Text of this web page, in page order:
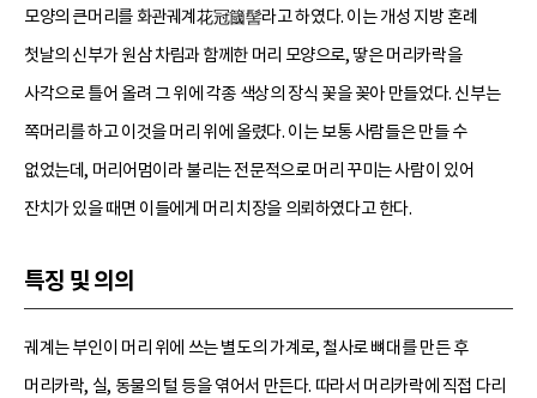
모양의 큰머리를 화관궤계花冠簂髻라고 하였다. 이는 개성 지방 혼례
첫날의 신부가 원삼 차림과 함께한 머리 모양으로, 땋은 머리카락을
사각으로 틀어 올려 그 위에 각종 색상의 장식 꽃을 꽂아 만들었다. 신부는
쪽머리를 하고 이것을 머리 위에 올렸다. 이는 보통 사람들은 만들 수
없었는데, 머리어멈이라 불리는 전문적으로 머리 꾸미는 사람이 있어
잔치가 있을 때면 이들에게 머리 치장을 의뢰하였다고 한다.
특징 및 의의
궤계는 부인이 머리 위에 쓰는 별도의 가계로, 철사로 뼈대를 만든 후
머리카락, 실, 동물의 털 등을 엮어서 만든다. 따라서 머리카락에 직접 다리